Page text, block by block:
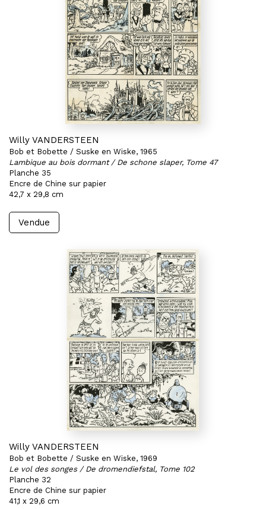
Willy VANDERSTEEN
Bob et Bobette / Suske en Wiske, 1965
Lambique au bois dormant / De schone slaper, Tome 47
Planche 35
Encre de Chine sur papier
42,7 x 29,8 cm
Vendue
Willy VANDERSTEEN
Bob et Bobette / Suske en Wiske, 1969
Le vol des songes / De dromendiefstal, Tome 102
Planche 32
Encre de Chine sur papier
41,1 x 29,6 cm